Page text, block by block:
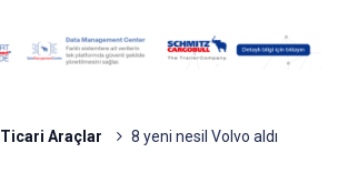
Ticari Araçlar 8 yeni nesil Volvo aldı